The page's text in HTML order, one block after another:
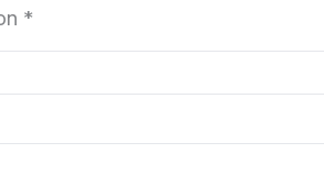
*